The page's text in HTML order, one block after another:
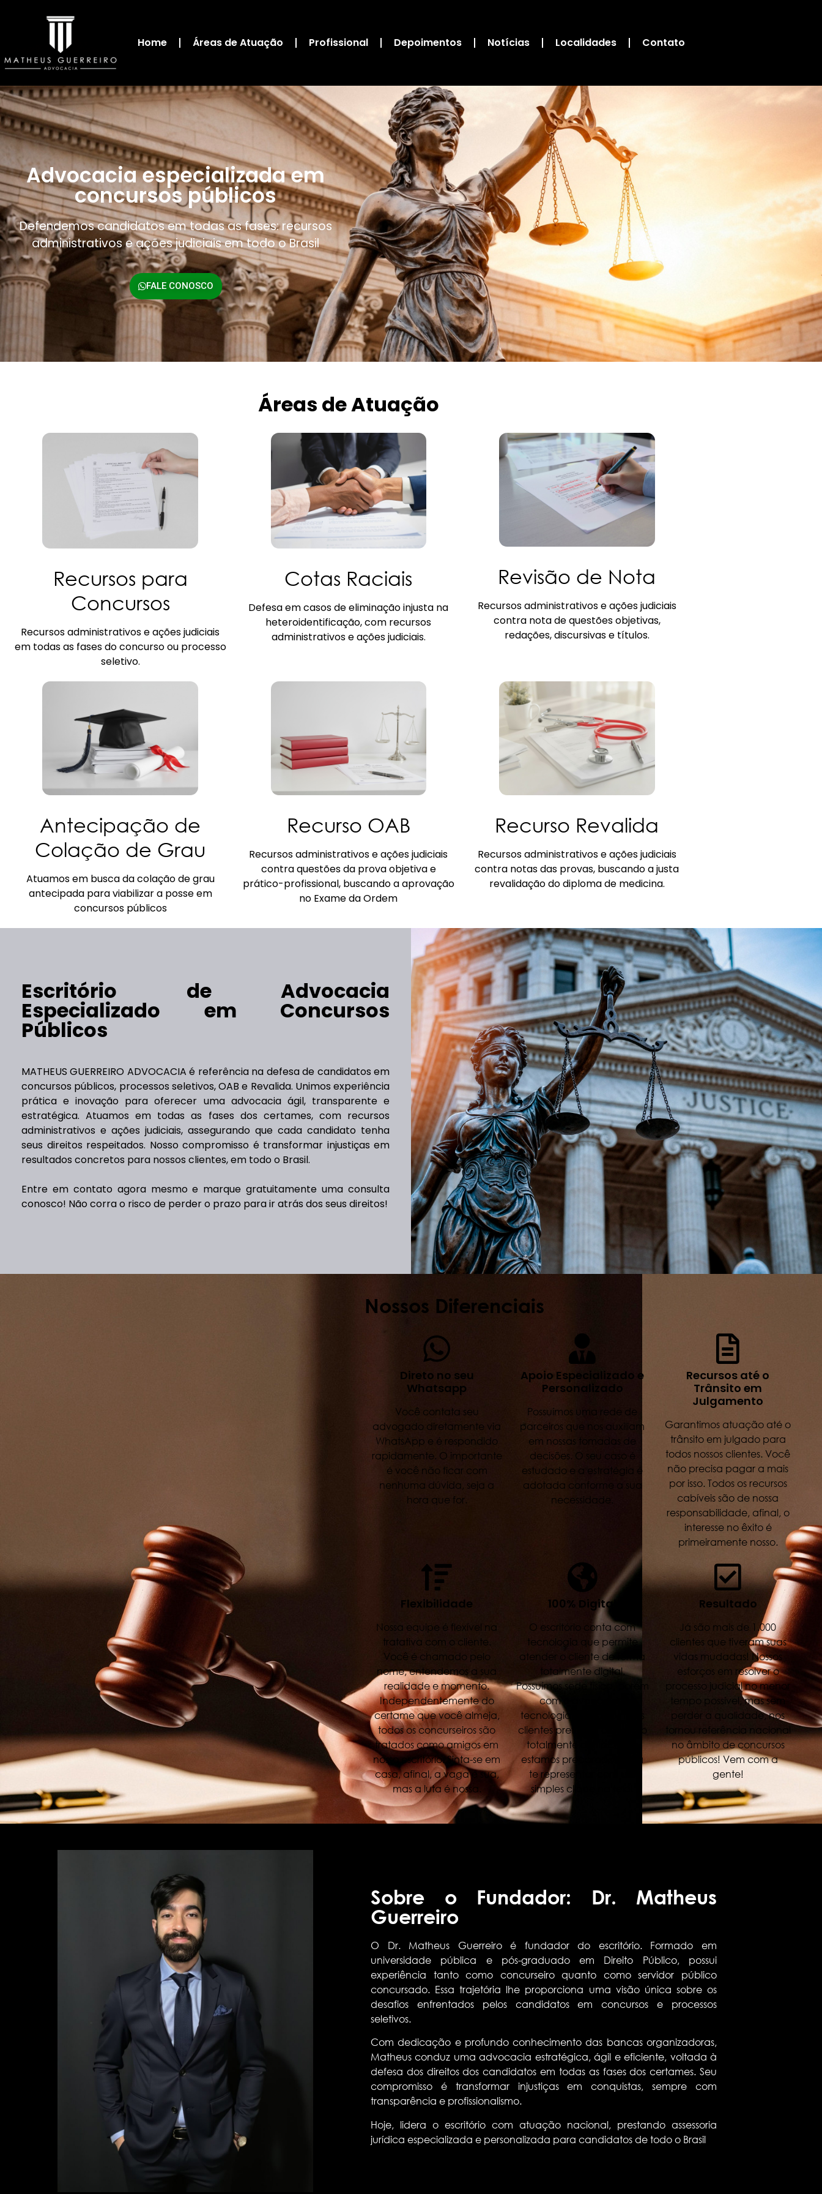
Home Áreas de Atuação Profissional Depoimentos Notícias Localidades Contato
Advocacia especializada em
concursos públicos
Defendemos candidatos em todas as fases: recursos
administrativos e ações judiciais em todo o Brasil
FALE CONOSCO
Áreas de Atuação
Recursos para
Concursos
Recursos administrativos e ações judiciais
em todas as fases do concurso ou processo
seletivo.
Cotas Raciais
Defesa em casos de eliminação injusta na
heteroidentificação, com recursos
administrativos e ações judiciais.
Revisão de Nota
Recursos administrativos e ações judiciais
contra nota de questões objetivas,
redações, discursivas e títulos.
Antecipação de
Colação de Grau
Atuamos em busca da colação de grau
antecipada para viabilizar a posse em
concursos públicos
Recurso OAB
Recursos administrativos e ações judiciais
contra questões da prova objetiva e
prático-profissional, buscando a aprovação
no Exame da Ordem
Recurso Revalida
Recursos administrativos e ações judiciais
contra notas das provas, buscando a justa
revalidação do diploma de medicina.
Escritório de Advocacia
Especializado em Concursos
Públicos
MATHEUS GUERREIRO ADVOCACIA é referência na defesa de candidatos em
concursos públicos, processos seletivos, OAB e Revalida. Unimos experiência
prática e inovação para oferecer uma advocacia ágil, transparente e
estratégica. Atuamos em todas as fases dos certames, com recursos
administrativos e ações judiciais, assegurando que cada candidato tenha
seus direitos respeitados. Nosso compromisso é transformar injustiças em
resultados concretos para nossos clientes, em todo o Brasil.
Entre em contato agora mesmo e marque gratuitamente uma consulta
conosco! Não corra o risco de perder o prazo para ir atrás dos seus direitos!
Nossos Diferenciais
Direto no seu
Whatsapp
Você contata seu
advogado diretamente via
WhatsApp e é respondido
rapidamente. O importante
é você não ficar com
nenhuma dúvida, seja a
hora que for.
Apoio Especializado e
Personalizado
Possuímos uma rede de
parceiros que nos auxiliam
em nossas tomadas de
decisões. O seu caso é
estudado e a estratégia é
adotada conforme a sua
necessidade.
Recursos até o
Trânsito em
Julgamento
Garantimos atuação até o
trânsito em julgado para
todos nossos clientes. Você
não precisa pagar a mais
por isso. Todos os recursos
cabíveis são de nossa
responsabilidade, afinal, o
interesse no êxito é
primeiramente nosso.
Flexibilidade
Nossa equipe é flexível na
tratativa com o cliente.
Você é chamado pelo
nome, entendemos a sua
realidade e momento.
Independentemente do
certame que você almeja,
todos os concurseiros são
tratados como amigos em
nosso escritório. Sinta-se em
casa, afinal, a vaga é sua,
mas a luta é nossa.
100% Digital
O escritório conta com
tecnologia que permite
atender o cliente de forma
totalmente digital.
Possuímos sede física, porém
com o avanço da
tecnologia, cada vez mais
clientes preferem o contato
totalmente digital. E nós
estamos preparados para
te representar com um
simples clique na tela!
Resultado
Já são mais de 1.000
clientes que tiveram suas
vidas mudadas! Nossos
esforços em resolver o
processo judicial no menor
tempo possível, mas sem
perder a qualidade, nos
tornou referência nacional
no âmbito de concursos
públicos! Vem com a
gente!
Sobre o Fundador: Dr. Matheus
Guerreiro
O Dr. Matheus Guerreiro é fundador do escritório. Formado em
universidade pública e pós-graduado em Direito Público, possui
experiência tanto como concurseiro quanto como servidor público
concursado. Essa trajetória lhe proporciona uma visão única sobre os
desafios enfrentados pelos candidatos em concursos e processos
seletivos.
Com dedicação e profundo conhecimento das bancas organizadoras,
Matheus conduz uma advocacia estratégica, ágil e eficiente, voltada à
defesa dos direitos dos candidatos em todas as fases dos certames. Seu
compromisso é transformar injustiças em conquistas, sempre com
transparência e profissionalismo.
Hoje, lidera o escritório com atuação nacional, prestando assessoria
jurídica especializada e personalizada para candidatos de todo o Brasil